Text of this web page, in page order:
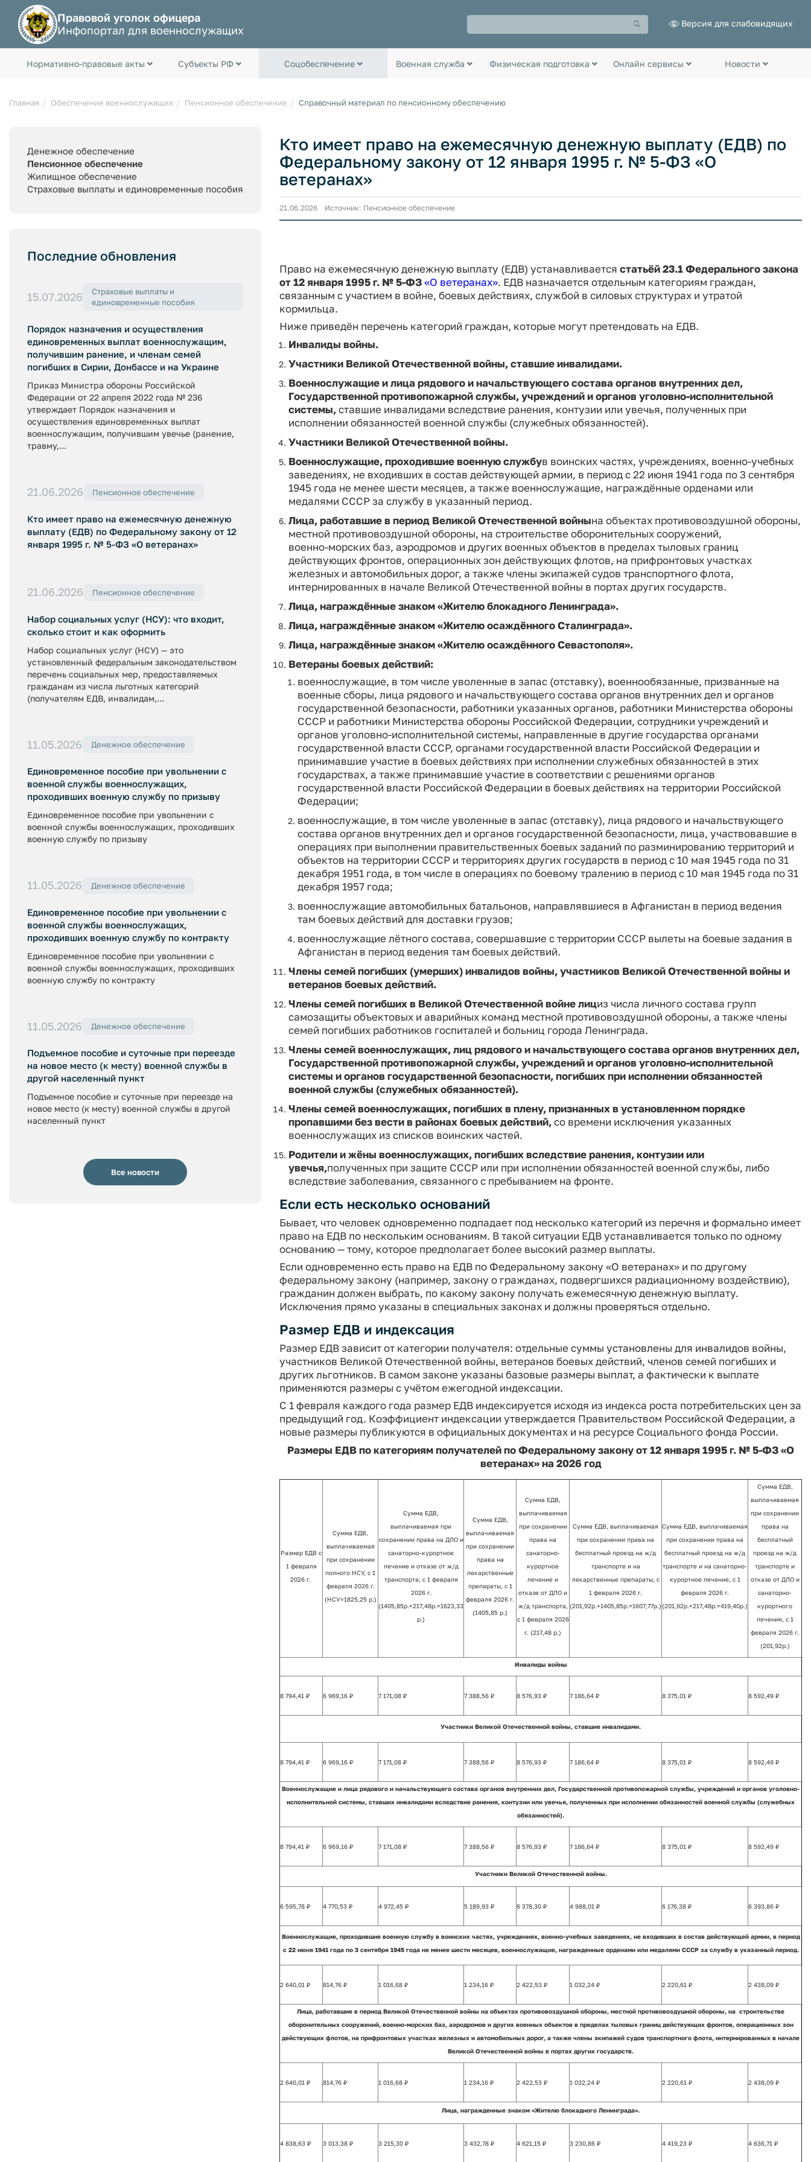
Правовой уголок офицера
Инфопортал для военнослужащих
Версия для слабовидящих
Нормативно-правовые акты Субъекты РФ Соцобеспечение Военная служба Физическая подготовка Онлайн сервисы Новости
Главная Обеспечение военнослужащих Пенсионное обеспечение Справочный материал по пенсионному обеспечению
Денежное обеспечение
Пенсионное обеспечение
Жилищное обеспечение
Страховые выплаты и единовременные пособия
Последние обновления
15.07.2026
Страховые выплаты и
единовременные пособия
Порядок назначения и осуществления
единовременных выплат военнослужащим,
получившим ранение, и членам семей
погибших в Сирии, Донбассе и на Украине
Приказ Министра обороны Российской
Федерации от 22 апреля 2022 года № 236
утверждает Порядок назначения и
осуществления единовременных выплат
военнослужащим, получившим увечье (ранение,
травму,...
21.06.2026 Пенсионное обеспечение
Кто имеет право на ежемесячную денежную
выплату (ЕДВ) по Федеральному закону от 12
января 1995 г. № 5-ФЗ «О ветеранах»
21.06.2026 Пенсионное обеспечение
Набор социальных услуг (НСУ): что входит,
сколько стоит и как оформить
Набор социальных услуг (НСУ) — это
установленный федеральным законодательством
перечень социальных мер, предоставляемых
гражданам из числа льготных категорий
(получателям ЕДВ, инвалидам,...
11.05.2026 Денежное обеспечение
Единовременное пособие при увольнении с
военной службы военнослужащих,
проходивших военную службу по призыву
Единовременное пособие при увольнении с
военной службы военнослужащих, проходивших
военную службу по призыву
11.05.2026 Денежное обеспечение
Единовременное пособие при увольнении с
военной службы военнослужащих,
проходивших военную службу по контракту
Единовременное пособие при увольнении с
военной службы военнослужащих, проходивших
военную службу по контракту
11.05.2026 Денежное обеспечение
Подъемное пособие и суточные при переезде
на новое место (к месту) военной службы в
другой населенный пункт
Подъемное пособие и суточные при переезде на
новое место (к месту) военной службы в другой
населенный пункт
Все новости
Кто имеет право на ежемесячную денежную выплату (ЕДВ) по
Федеральному закону от 12 января 1995 г. № 5-ФЗ «О
ветеранах»
21.06.2026 Источник: Пенсионное обеспечение
Право на ежемесячную денежную выплату (ЕДВ) устанавливается статьёй 23.1 Федерального закона
от 12 января 1995 г. № 5‑ФЗ«О ветеранах». ЕДВ назначается отдельным категориям граждан,
связанным с участием в войне, боевых действиях, службой в силовых структурах и утратой
кормильца.
Ниже приведён перечень категорий граждан, которые могут претендовать на ЕДВ.
Инвалиды войны.
Участники Великой Отечественной войны, ставшие инвалидами.
Военнослужащие и лица рядового и начальствующего состава органов внутренних дел,
Государственной противопожарной службы, учреждений и органов уголовно‑исполнительной
системы, ставшие инвалидами вследствие ранения, контузии или увечья, полученных при
исполнении обязанностей военной службы (служебных обязанностей).
Участники Великой Отечественной войны.
Военнослужащие, проходившие военную службув воинских частях, учреждениях, военно‑учебных
заведениях, не входивших в состав действующей армии, в период с 22 июня 1941 года по 3 сентября
1945 года не менее шести месяцев, а также военнослужащие, награждённые орденами или
медалями СССР за службу в указанный период.
Лица, работавшие в период Великой Отечественной войнына объектах противовоздушной обороны,
местной противовоздушной обороны, на строительстве оборонительных сооружений,
военно‑морских баз, аэродромов и других военных объектов в пределах тыловых границ
действующих фронтов, операционных зон действующих флотов, на прифронтовых участках
железных и автомобильных дорог, а также члены экипажей судов транспортного флота,
интернированных в начале Великой Отечественной войны в портах других государств.
Лица, награждённые знаком «Жителю блокадного Ленинграда».
Лица, награждённые знаком «Жителю осаждённого Сталинграда».
Лица, награждённые знаком «Жителю осаждённого Севастополя».
Ветераны боевых действий:
военнослужащие, в том числе уволенные в запас (отставку), военнообязанные, призванные на
военные сборы, лица рядового и начальствующего состава органов внутренних дел и органов
государственной безопасности, работники указанных органов, работники Министерства обороны
СССР и работники Министерства обороны Российской Федерации, сотрудники учреждений и
органов уголовно‑исполнительной системы, направленные в другие государства органами
государственной власти СССР, органами государственной власти Российской Федерации и
принимавшие участие в боевых действиях при исполнении служебных обязанностей в этих
государствах, а также принимавшие участие в соответствии с решениями органов
государственной власти Российской Федерации в боевых действиях на территории Российской
Федерации;
военнослужащие, в том числе уволенные в запас (отставку), лица рядового и начальствующего
состава органов внутренних дел и органов государственной безопасности, лица, участвовавшие в
операциях при выполнении правительственных боевых заданий по разминированию территорий и
объектов на территории СССР и территориях других государств в период с 10 мая 1945 года по 31
декабря 1951 года, в том числе в операциях по боевому тралению в период с 10 мая 1945 года по 31
декабря 1957 года;
военнослужащие автомобильных батальонов, направлявшиеся в Афганистан в период ведения
там боевых действий для доставки грузов;
военнослужащие лётного состава, совершавшие с территории СССР вылеты на боевые задания в
Афганистан в период ведения там боевых действий.
Члены семей погибших (умерших) инвалидов войны, участников Великой Отечественной войны и
ветеранов боевых действий.
Члены семей погибших в Великой Отечественной войне лициз числа личного состава групп
самозащиты объектовых и аварийных команд местной противовоздушной обороны, а также члены
семей погибших работников госпиталей и больниц города Ленинграда.
Члены семей военнослужащих, лиц рядового и начальствующего состава органов внутренних дел,
Государственной противопожарной службы, учреждений и органов уголовно‑исполнительной
системы и органов государственной безопасности, погибших при исполнении обязанностей
военной службы (служебных обязанностей).
Члены семей военнослужащих, погибших в плену, признанных в установленном порядке
пропавшими без вести в районах боевых действий, со времени исключения указанных
военнослужащих из списков воинских частей.
Родители и жёны военнослужащих, погибших вследствие ранения, контузии или
увечья,полученных при защите СССР или при исполнении обязанностей военной службы, либо
вследствие заболевания, связанного с пребыванием на фронте.
Если есть несколько оснований
Бывает, что человек одновременно подпадает под несколько категорий из перечня и формально имеет
право на ЕДВ по нескольким основаниям. В такой ситуации ЕДВ устанавливается только по одному
основанию — тому, которое предполагает более высокий размер выплаты.
Если одновременно есть право на ЕДВ по Федеральному закону «О ветеранах» и по другому
федеральному закону (например, закону о гражданах, подвергшихся радиационному воздействию),
гражданин должен выбрать, по какому закону получать ежемесячную денежную выплату.
Исключения прямо указаны в специальных законах и должны проверяться отдельно.
Размер ЕДВ и индексация
Размер ЕДВ зависит от категории получателя: отдельные суммы установлены для инвалидов войны,
участников Великой Отечественной войны, ветеранов боевых действий, членов семей погибших и
других льготников. В самом законе указаны базовые размеры выплат, а фактически к выплате
применяются размеры с учётом ежегодной индексации.
С 1 февраля каждого года размер ЕДВ индексируется исходя из индекса роста потребительских цен за
предыдущий год. Коэффициент индексации утверждается Правительством Российской Федерации, а
новые размеры публикуются в официальных документах и на ресурсе Социального фонда России.
Размеры ЕДВ по категориям получателей по Федеральному закону от 12 января 1995 г. № 5‑ФЗ «О
ветеранах» на 2026 год
Размер ЕДВ с
1 февраля
2026 г.
Сумма ЕДВ,
выплачиваемая
при сохранении
полного НСУ, с 1
февраля 2026 г.
(НСУ=1825,25 р.)
Сумма ЕДВ,
выплачиваемая при
сохранении права на ДЛО и
санаторно-курортное
лечение и отказе от ж/д
транспорта, с 1 февраля
2026 г.
(1405,85р.+217,48р.=1623,33
р.)
Сумма ЕДВ,
выплачиваемая
при сохранении
права на
лекарственные
препараты, с 1
февраля 2026 г.
(1405,85 р.)
Сумма ЕДВ,
выплачиваемая
при сохранении
права на
санаторно-
курортное
лечение и
отказе от ДЛО и
ж/д транспорта,
с 1 февраля 2026
г. (217,48 р.)
Сумма ЕДВ, выплачиваемая
при сохранении права на
бесплатный проезд на ж/д
транспорте и на
лекарственные препараты, с
1 февраля 2026 г.
(201,92р.+1405,85р.=1607,77р.)
Сумма ЕДВ, выплачиваемая
при сохранении права на
бесплатный проезд на ж/д
транспорте и на санаторно-
курортное лечение, с 1
февраля 2026 г.
(201,92р.+217,48р.=419,40р.)
Сумма ЕДВ,
выплачиваемая
при сохранении
права на
бесплатный
проезд на ж/д
транспорте и
отказе от ДЛО и
санаторно-
курортного
лечения, с 1
февраля 2026 г.
(201,92р.)
Инвалиды войны
8 794,41 ₽ 6 969,16 ₽ 7 171,08 ₽ 7 388,56 ₽ 8 576,93 ₽ 7 186,64 ₽ 8 375,01 ₽ 8 592,49 ₽
Участники Великой Отечественной войны, ставшие инвалидами.
8 794,41 ₽ 6 969,16 ₽ 7 171,08 ₽ 7 388,56 ₽ 8 576,93 ₽ 7 186,64 ₽ 8 375,01 ₽ 8 592,49 ₽
Военнослужащие и лица рядового и начальствующего состава органов внутренних дел, Государственной противопожарной службы, учреждений и органов уголовно-
исполнительной системы, ставших инвалидами вследствие ранения, контузии или увечья, полученных при исполнении обязанностей военной службы (служебных
обязанностей).
8 794,41 ₽ 6 969,16 ₽ 7 171,08 ₽ 7 388,56 ₽ 8 576,93 ₽ 7 186,64 ₽ 8 375,01 ₽ 8 592,49 ₽
Участники Великой Отечественной войны.
6 595,78 ₽ 4 770,53 ₽ 4 972,45 ₽ 5 189,93 ₽ 6 378,30 ₽ 4 988,01 ₽ 6 176,38 ₽ 6 393,86 ₽
Военнослужащие, проходившие военную службу в воинских частях, учреждениях, военно-учебных заведениях, не входивших в состав действующей армии, в период
с 22 июня 1941 года по 3 сентября 1945 года не менее шести месяцев, военнослужащие, награжденные орденами или медалями СССР за службу в указанный период.
2 640,01 ₽ 814,76 ₽ 1 016,68 ₽ 1 234,16 ₽ 2 422,53 ₽ 1 032,24 ₽ 2 220,61 ₽ 2 438,09 ₽
Лица, работавшие в период Великой Отечественной войны на объектах противовоздушной обороны, местной противовоздушной обороны, на строительстве
оборонительных сооружений, военно-морских баз, аэродромов и других военных объектов в пределах тыловых границ действующих фронтов, операционных зон
действующих флотов, на прифронтовых участках железных и автомобильных дорог, а также члены экипажей судов транспортного флота, интернированных в начале
Великой Отечественной войны в портах других государств.
2 640,01 ₽ 814,76 ₽ 1 016,68 ₽ 1 234,16 ₽ 2 422,53 ₽ 1 032,24 ₽ 2 220,61 ₽ 2 438,09 ₽
Лица, награжденные знаком «Жителю блокадного Ленинграда».
4 838,63 ₽ 3 013,38 ₽ 3 215,30 ₽ 3 432,78 ₽ 4 621,15 ₽ 3 230,86 ₽ 4 419,23 ₽ 4 636,71 ₽